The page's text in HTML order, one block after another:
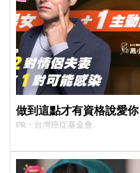
做到這點才有資格說愛你
PR・台灣癌症基金會